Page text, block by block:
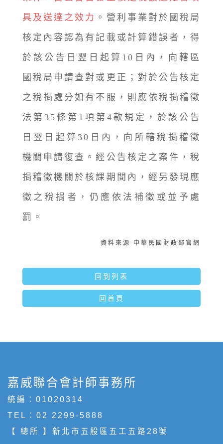
具及送達之效力 。營利事業對於國稅局
核定內容認為有記載或計算錯誤者，得
於該公告日翌日起算10日內，向轄區
國稅局申請查對或更正；對於公告核定
之稅捐處分如有不服，則應依稅捐稽徵
法第35條第1項第4款規定，於該公告
日翌日起算30日內，向所轄稅捐稽徵
機關申請復查。經公告核定之案件，稅
捐稽徵機關於核課期間內，經另發現應
徵之稅捐者，仍應依法補徵或並予處
罰。
資料來源 中華民國財政部官網
回到列表
回首頁
嘉威聯合會計師事務所
統編：01020314
TEL： 02 2299-5888
【 總所 】新北市五股區五工五路28號